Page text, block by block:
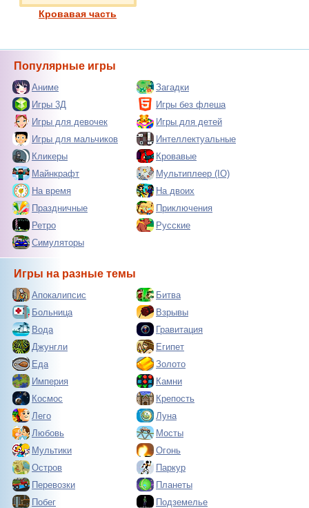
Кровавая часть
Популярные игры
Аниме
Загадки
Игры 3Д
Игры без флеша
Игры для девочек
Игры для детей
Игры для мальчиков
Интеллектуальные
Кликеры
Кровавые
Майнкрафт
Мультиплеер (IO)
На время
На двоих
Праздничные
Приключения
Ретро
Русские
Симуляторы
Игры на разные темы
Апокалипсис
Битва
Больница
Взрывы
Вода
Гравитация
Джунгли
Египет
Еда
Золото
Империя
Камни
Космос
Крепость
Лего
Луна
Любовь
Мосты
Мультики
Огонь
Остров
Паркур
Перевозки
Планеты
Побег
Подземелье